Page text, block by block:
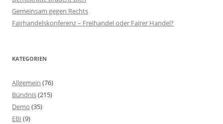
Gemeinsam gegen Rechts
Fairhandelskonferenz – Freihandel oder Fairer Handel?
KATEGORIEN
Allgemein (76)
Bündnis(215)
Demo (35)
EBI (9)